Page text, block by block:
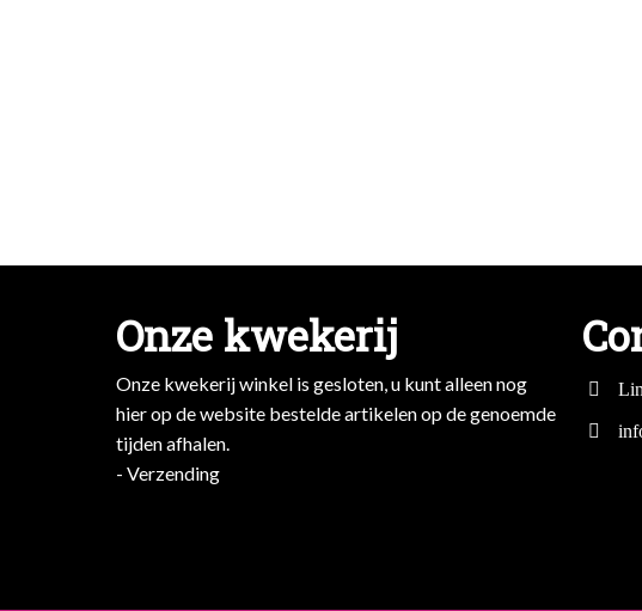
Onze kwekerij
Onze kwekerij winkel is gesloten, u kunt alleen nog
hier op de website bestelde artikelen op de genoemde
tijden afhalen.
- Verzending